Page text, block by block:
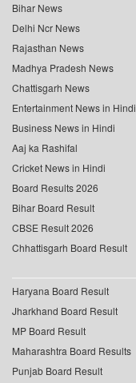
Bihar News
Delhi Ncr News
Rajasthan News
Madhya Pradesh News
Chattisgarh News
Entertainment News in Hindi
Business News in Hindi
Aaj ka Rashifal
Cricket News in Hindi
Board Results 2026
Bihar Board Result
CBSE Result 2026
Chhattisgarh Board Result
Haryana Board Result
Jharkhand Board Result
MP Board Result
Maharashtra Board Results
Punjab Board Result